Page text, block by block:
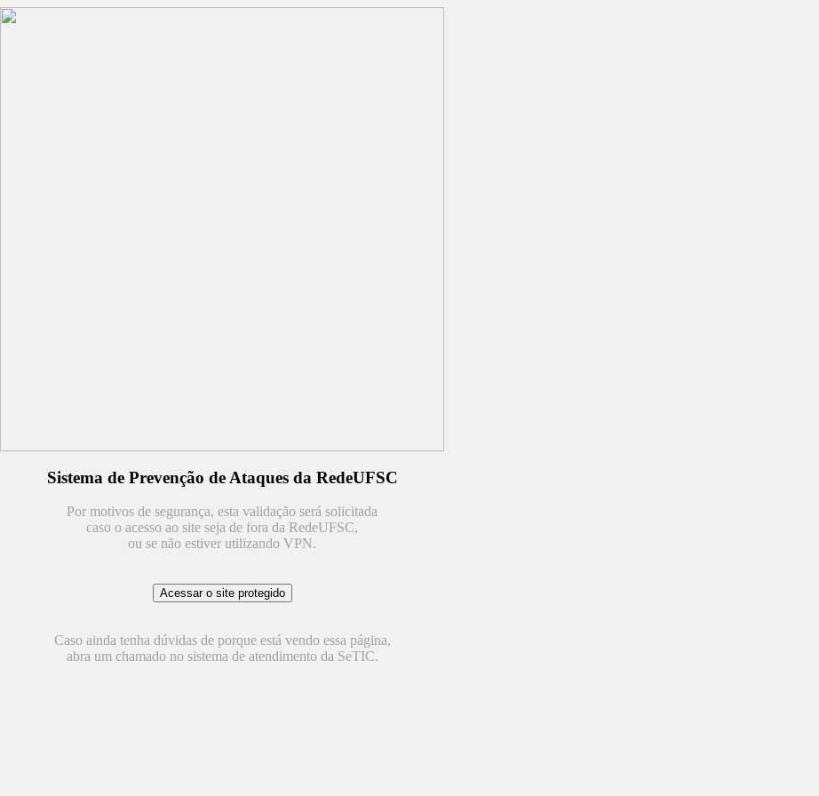
Sistema de Prevenção de Ataques da RedeUFSC
Por motivos de segurança, esta validação será solicitada
caso o acesso ao site seja de fora da RedeUFSC,
ou se não estiver utilizando VPN.
Caso ainda tenha dúvidas de porque está vendo essa página,
abra um chamado no sistema de atendimento da SeTIC.